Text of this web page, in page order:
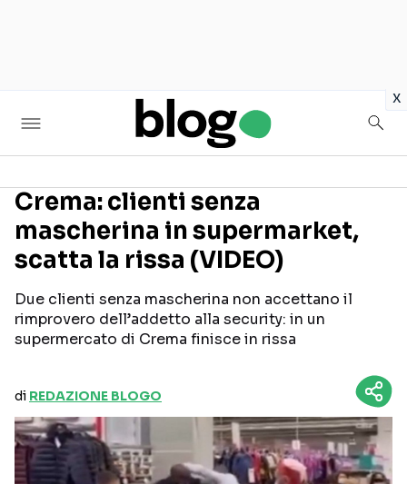
x
Seguici sui social
Crema: clienti senza
mascherina in supermarket,
scatta la rissa (VIDEO)
Due clienti senza mascherina non accettano il
rimprovero dell’addetto alla security: in un
supermercato di Crema finisce in rissa
di REDAZIONE BLOGO